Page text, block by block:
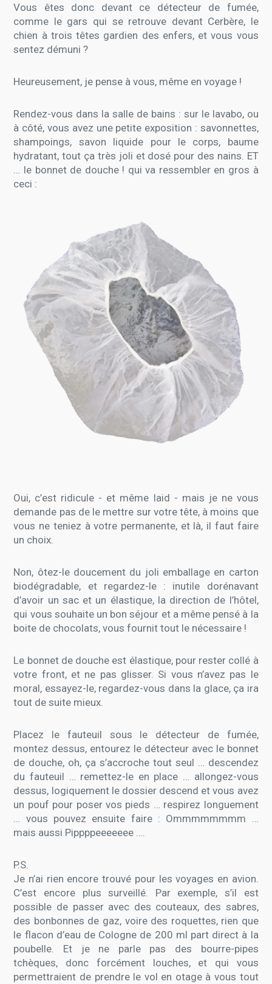
Vous êtes donc devant ce détecteur de fumée,
comme le gars qui se retrouve devant Cerbère, le
chien à trois têtes gardien des enfers, et vous vous
sentez démuni ?
Heureusement, je pense à vous, même en voyage !
Rendez-vous dans la salle de bains : sur le lavabo, ou
à côté, vous avez une petite exposition : savonnettes,
shampoings, savon liquide pour le corps, baume
hydratant, tout ça très joli et dosé pour des nains. ET
… le bonnet de douche ! qui va ressembler en gros à
ceci :
Oui, c’est ridicule - et même laid - mais je ne vous
demande pas de le mettre sur votre tête, à moins que
vous ne teniez à votre permanente, et là, il faut faire
un choix.
Non, ôtez-le doucement du joli emballage en carton
biodégradable, et regardez-le : inutile dorénavant
d’avoir un sac et un élastique, la direction de l’hôtel,
qui vous souhaite un bon séjour et a même pensé à la
boite de chocolats, vous fournit tout le nécessaire !
Le bonnet de douche est élastique, pour rester collé à
votre front, et ne pas glisser. Si vous n’avez pas le
moral, essayez-le, regardez-vous dans la glace, ça ira
tout de suite mieux.
Placez le fauteuil sous le détecteur de fumée,
montez dessus, entourez le détecteur avec le bonnet
de douche, oh, ça s’accroche tout seul … descendez
du fauteuil … remettez-le en place … allongez-vous
dessus, logiquement le dossier descend et vous avez
un pouf pour poser vos pieds … respirez longuement
… vous pouvez ensuite faire : Ommmmmmmm …
mais aussi Pippppeeeeeee ….
P.S.
Je n’ai rien encore trouvé pour les voyages en avion.
C’est encore plus surveillé. Par exemple, s’il est
possible de passer avec des couteaux, des sabres,
des bonbonnes de gaz, voire des roquettes, rien que
le flacon d’eau de Cologne de 200 ml part direct à la
poubelle. Et je ne parle pas des bourre-pipes
tchèques, donc forcément louches, et qui vous
permettraient de prendre le vol en otage à vous tout